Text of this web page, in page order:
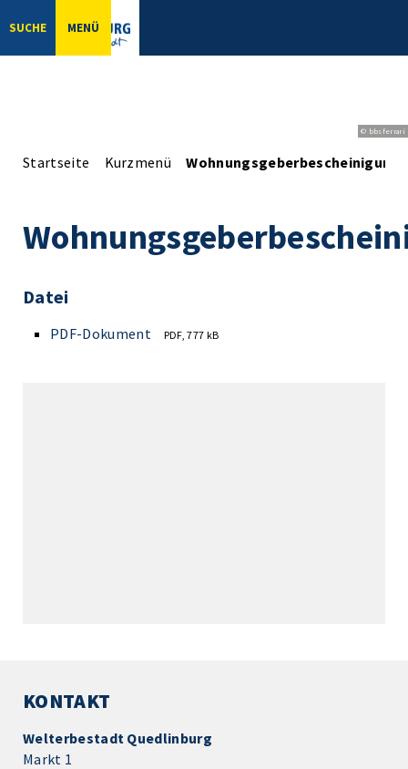
SUCHE MENÜ
© bbsferrari
Startseite Kurzmenü Wohnungsgeberbescheinigung
Datei
PDF-Dokument PDF, 777 kB
KONTAKT
Welterbestadt Quedlinburg
Markt 1